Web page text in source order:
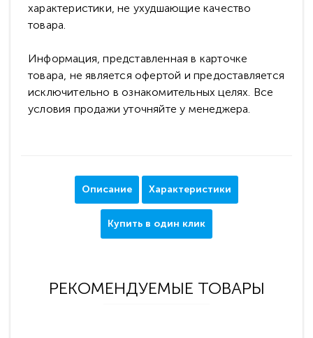
характеристики, не ухудшающие качество
товара.
Информация, представленная в карточке
товара, не является офертой и предоставляется
исключительно в ознакомительных целях. Все
условия продажи уточняйте у менеджера.
Описание Характеристики
Купить в один клик
РЕКОМЕНДУЕМЫЕ ТОВАРЫ